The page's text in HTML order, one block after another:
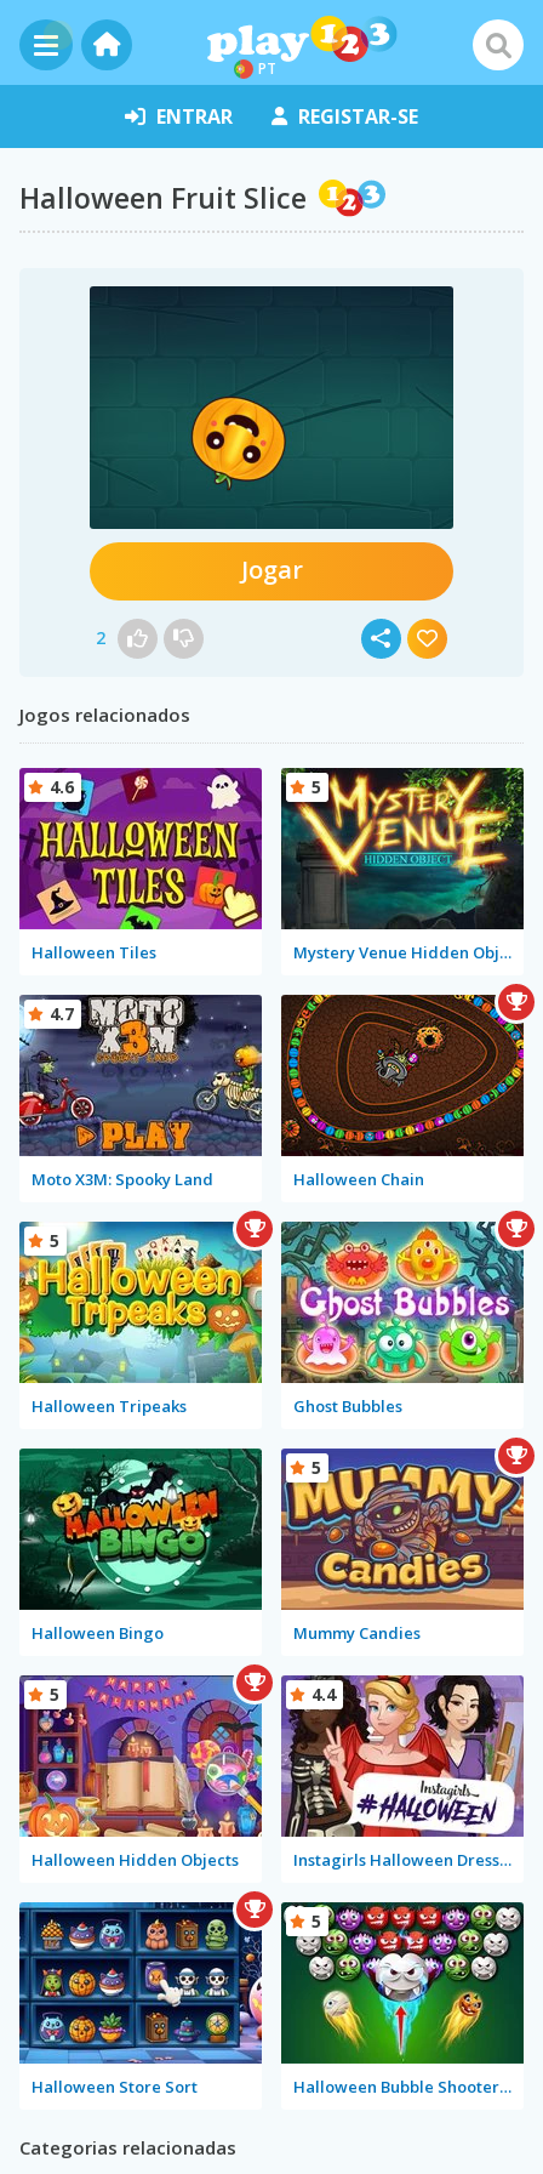
PT
ENTRAR REGISTAR-SE
Halloween Fruit Slice
Jogar
2
Jogos relacionados
Halloween Tiles
4.6
Mystery Venue Hidden Object
5
Moto X3M: Spooky Land
4.7
Halloween Chain
Halloween Tripeaks
5
Ghost Bubbles
Halloween Bingo Mummy Candies
5
Halloween Hidden Objects
5
Instagirls Halloween Dress Up
4.4
Halloween Store Sort Halloween Bubble Shooter Mobile
5
Categorias relacionadas